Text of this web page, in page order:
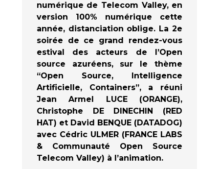
numérique de Telecom Valley, en
version 100% numérique cette
année, distanciation oblige. La 2e
soirée de ce grand rendez-vous
estival des acteurs de l’Open
source azuréens, sur le thème
“Open Source, Intelligence
Artificielle, Containers”, a réuni
Jean Armel LUCE (ORANGE),
Christophe DE DINECHIN (RED
HAT) et David BENQUE (DATADOG)
avec Cédric ULMER (FRANCE LABS
& Communauté Open Source
Telecom Valley) à l’animation.